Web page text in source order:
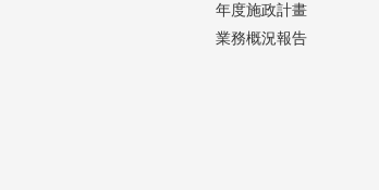
年度施政計畫
業務概況報告